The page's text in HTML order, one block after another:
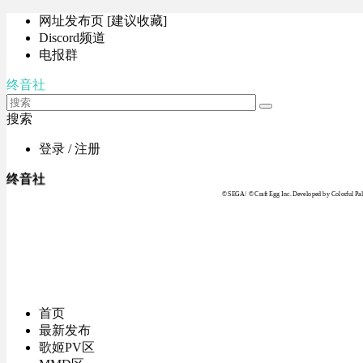
网址发布页 [建议收藏]
Discord频道
电报群
终音社
搜索
登录 / 注册
终音社
© SEGA / © Craft Egg Inc. Developed by Colorful
首页
最新发布
歌姬PV区